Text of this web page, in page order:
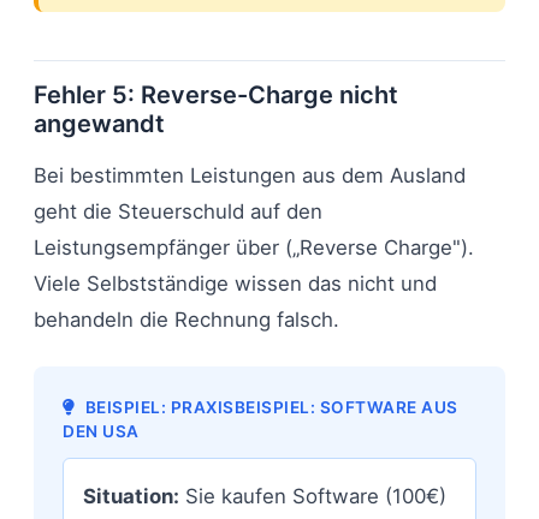
Fehler 5: Reverse-Charge nicht
angewandt
Bei bestimmten Leistungen aus dem Ausland
geht die Steuerschuld auf den
Leistungsempfänger über („Reverse Charge").
Viele Selbstständige wissen das nicht und
behandeln die Rechnung falsch.
BEISPIEL: PRAXISBEISPIEL: SOFTWARE AUS
DEN USA
Situation: Sie kaufen Software (100€)